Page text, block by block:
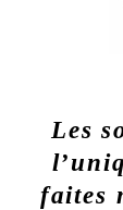
Les
faites